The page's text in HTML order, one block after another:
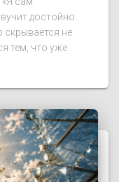
достойно.
скрывается не
тем, что уже